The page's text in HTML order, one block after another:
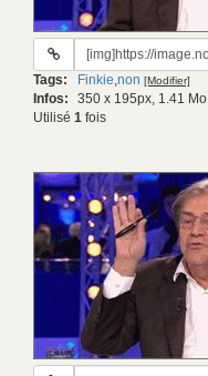
URL
gif:
Tags: Finkie,non [Modifier]
Infos: 350 x 195px, 1.41 Mo
Utilisé 1 fois
URL